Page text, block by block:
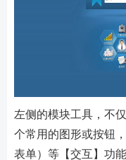
左侧的模块工具，不
个常用的图形或按钮
表单）等【交互】功